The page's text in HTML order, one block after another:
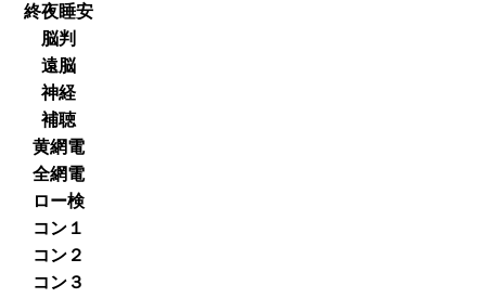
終夜睡安
脳判
遠脳
神経
補聴
黄網電
全網電
ロー検
コン１
コン２
コン３